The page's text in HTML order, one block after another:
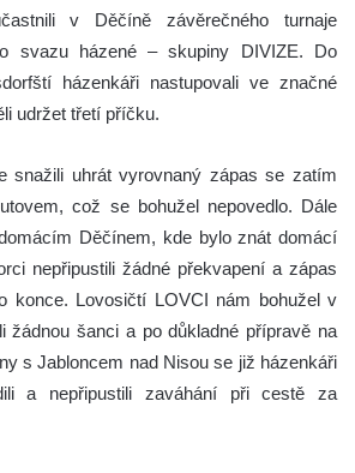
v Děčíně závěrečného turnaje
svazu házené – skupiny DIVIZE. Do
házenkáři nastupovali ve značné
udržet třetí příčku.
snažili uhrát vyrovnaný zápas se zatím
což se bohužel nepovedlo. Dále
Děčínem, kde bylo znát domácí
nepřipustili žádné překvapení a zápas
konce. Lovosičtí LOVCI nám bohužel v
žádnou šanci a po důkladné přípravě na
s Jabloncem nad Nisou se již házenkáři
a nepřipustili zaváhání při cestě za